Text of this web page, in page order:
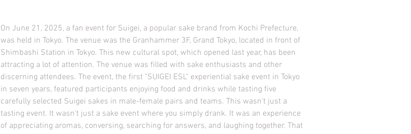
On June 21, 2025, a fan event for Suigei, a popular sake brand from Kochi Prefecture,
was held in Tokyo. The venue was the Granhammer 3F, Grand Tokyo, located in front of
Shimbashi Station in Tokyo. This new cultural spot, which opened last year, has been
attracting a lot of attention. The venue was filled with sake enthusiasts and other
discerning attendees. The event, the first "SUIGEI ESL" experiential sake event in Tokyo
in seven years, featured participants enjoying food and drinks while tasting five
carefully selected Suigei sakes in male-female pairs and teams. This wasn't just a
tasting event. It wasn't just a sake event where you simply drank. It was an experience
of appreciating aromas, conversing, searching for answers, and laughing together. That